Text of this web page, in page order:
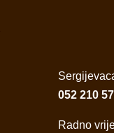
052 210
Radno